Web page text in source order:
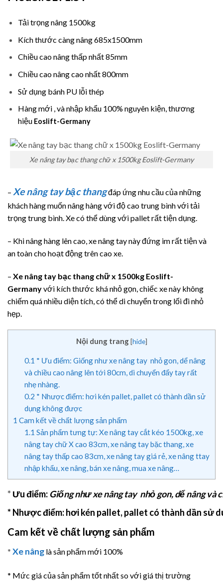
Tải trọng nâng 1500kg
Kích thước càng nâng 685x1500mm
Chiều cao nâng thấp nhất 85mm
Chiều cao nâng cao nhất 800mm
Sử dụng bánh PU lỗi thép
Hàng mới , và nhập khẩu 100% nguyên kiện, thương
hiệu Eoslift-Germany
Xe nâng tay bạc thang chữ x 1500kg Eoslift-Germany
– Xe nâng tay bậc thangđáp ứng nhu cầu của những
khách hàng muốn nâng hàng với độ cao trung bình với tải
trọng trung bình. Xe có thể dùng với pallet rất tiện dụng.
– Khi nâng hàng lên cao, xe nâng tay này đứng im rất tiện và
an toàn cho hoạt động trên cao xe.
– Xe nâng tay bạc thang chữ x 1500kg Eoslift-
Germanyvới kích thước khá nhỏ gọn, chiếc xe này không
chiếm quá nhiều diện tích, có thể di chuyển trong lối đi nhỏ
hẹp.
Nội dung trang [hide]
0.1 * Ưu điểm: Giống như xe nâng tay nhỏ gon, dể nâng
và chiều cao nâng lên tới 80cm, di chuyển đẩy tay rất
nhẹ nhàng.
0.2 * Nhược điểm: hơi kén pallet, pallet có thành dần sử
dụng không được
1 Cam kết về chất lượng sản phẩm
1.1 Sản phẩm tưng tự: Xe nâng tay cắt kéo 1500kg, xe
nâng tay chữ X cao 83cm, xe nâng tay bặc thang, xe
nâng tay thấp cao 83cm, xe nâng tay giá rẻ, xe nâng ttay
nhập khẩu, xe nâng, bán xe nâng, mua xe nâng…
* Ưu điểm: Giống như xe nâng tay nhỏ gon, dể nâng và
* Nhược điểm:hơi kén pallet, pallet có thành dần sử
Cam kết về chất lượng sản phẩm
* Xe nâng là sản phẩm mới 100%
* Mức giá của sản phẩm tốt nhất so với giá thị trường